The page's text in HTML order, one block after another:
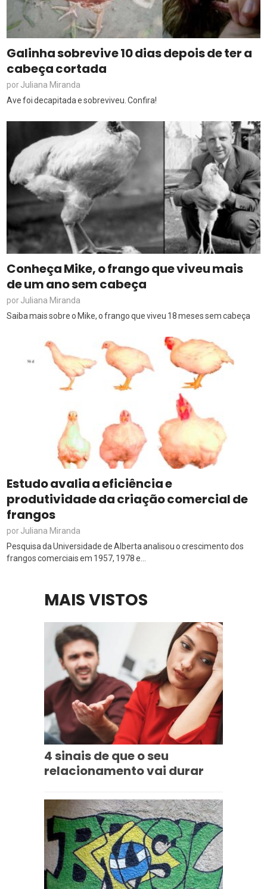
Galinha sobrevive 10 dias depois de ter a
cabeça cortada
porJuliana Miranda
Ave foi decapitada e sobreviveu. Confira!
Conheça Mike, o frango que viveu mais
de um ano sem cabeça
porJuliana Miranda
Saiba mais sobre o Mike, o frango que viveu 18 meses sem cabeça
Estudo avalia a eficiência e
produtividade da criação comercial de
frangos
porJuliana Miranda
Pesquisa da Universidade de Alberta analisou o crescimento dos
frangos comerciais em 1957, 1978 e...
MAIS VISTOS
4 sinais de que o seu
relacionamento vai durar